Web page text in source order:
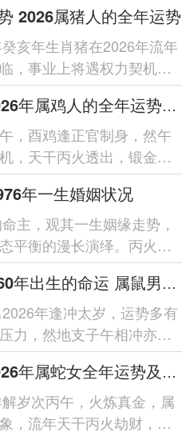
2026属猪人的全年运势
亥年生肖猪在2026年流年
，事业上将遇权力契机却
2026年属鸡人健康运势如何 2026年属鸡人的全年运势如何
，酉鸡逢正官制身，然午
，天干丙火透出，锻金太
龙...
年一生婚姻状况
主，观其一生姻缘走势，
平衡的漫长演绎。丙火日
属鼠男的2026年运势及事业1960年出生的命运 属鼠男的2026婚姻
年逢冲太岁，运势多有
力，然地支子午相冲亦激
动婚...
2026年属蛇女的运势及运程 2026年属蛇女全年运势及运程
岁次丙午，火炼真金，属
，流年天干丙火劫财，地